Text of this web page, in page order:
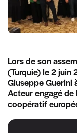
Lors de son
(Turquie) le 2 juin
Giuseppe Guerini
Acteur engagé
coopératif